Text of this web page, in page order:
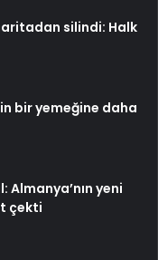
silindi: Halk
bir yemeğine daha
Almanya’nın yeni
çekti